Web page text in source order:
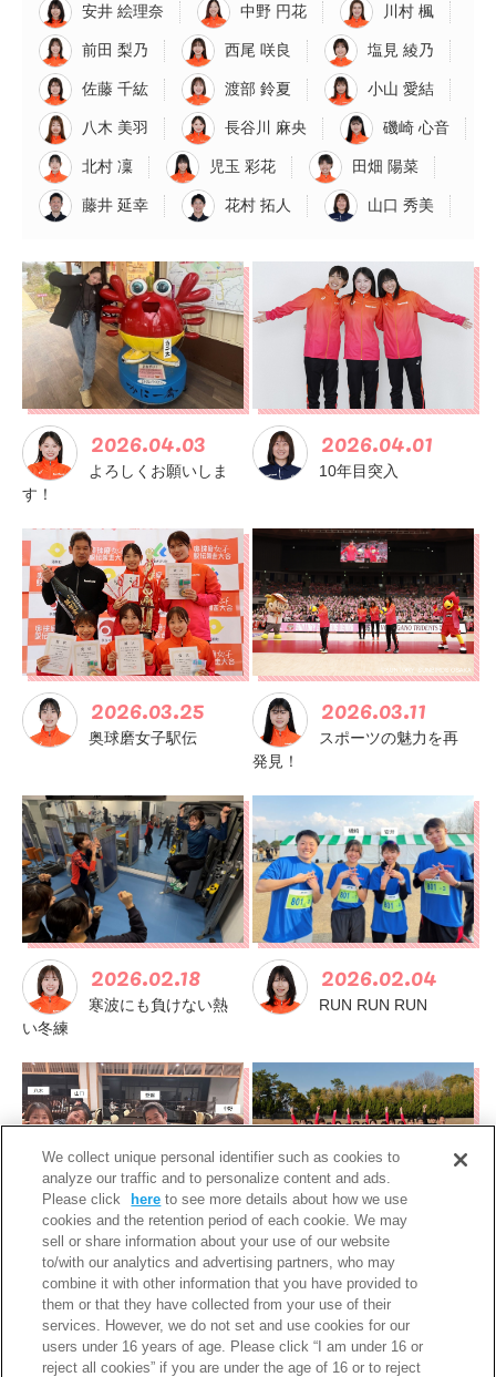
安井 絵理奈 中野 円花 川村 楓
前田 梨乃 西尾 咲良 塩見 綾乃
佐藤 千紘 渡部 鈴夏 小山 愛結
八木 美羽 長谷川 麻央 磯崎 心音
北村 凜 児玉 彩花 田畑 陽菜
藤井 延幸 花村 拓人 山口 秀美
2026.04.03
よろしくお願いしま
す！
2026.04.01
10年目突入
2026.03.25
奥球磨女子駅伝
2026.03.11
スポーツの魅力を再
発見！
2026.02.18
寒波にも負けない熱
い冬練
2026.02.04
RUN RUN RUN
2026.01.21
2026年
2026.01.07
さらに強いチームに
なっていくために
« 1 2
We collect unique personal identifier such as cookies to
analyze our traffic and to personalize content and ads.
Please click
here to see more details about how we use
cookies and the retention period of each cookie. We may
sell or share information about your use of our website
to/with our analytics and advertising partners, who may
combine it with other information that you have provided to
them or that they have collected from your use of their
services. However, we do not set and use cookies for our
users under 16 years of age. Please click “I am under 16 or
reject all cookies” if you are under the age of 16 or to reject